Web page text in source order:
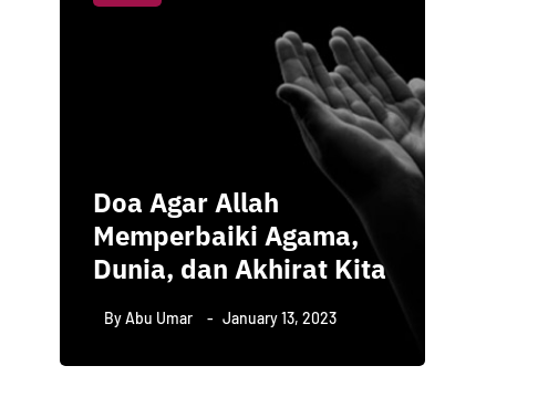
Doa Agar Allah
Memperbaiki Agama,
Dunia, dan Akhirat Kita
ByAbu Umar January 13, 2023